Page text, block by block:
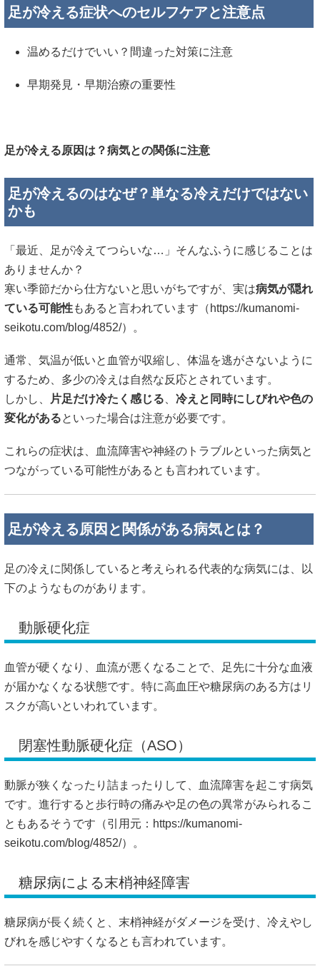
足が冷える症状へのセルフケアと注意点
温めるだけでいい？間違った対策に注意
早期発見・早期治療の重要性
足が冷える原因は？病気との関係に注意
足が冷えるのはなぜ？単なる冷えだけではない
かも
「最近、足が冷えてつらいな…」そんなふうに感じることは
ありませんか？
寒い季節だから仕方ないと思いがちですが、実は病気が隠れ
ている可能性もあると言われています（ https://kumanomi-
seikotu.com/blog/4852/）。
通常、気温が低いと血管が収縮し、体温を逃がさないように
するため、多少の冷えは自然な反応とされています。
しかし、
片足だけ冷たく感じる
冷えと同時にしびれや色の
変化があるといった場合は注意が必要です。
これらの症状は、血流障害や神経のトラブルといった病気と
つながっている可能性があるとも言われています。
足が冷える原因と関係がある病気とは？
足の冷えに関係していると考えられる代表的な病気には、以
下のようなものがあります。
動脈硬化症
血管が硬くなり、血流が悪くなることで、足先に十分な血液
が届かなくなる状態です。特に高血圧や糖尿病のある方はリ
スクが高いといわれています。
閉塞性動脈硬化症（ASO）
動脈が狭くなったり詰まったりして、血流障害を起こす病気
です。進行すると歩行時の痛みや足の色の異常がみられるこ
ともあるそうです（引用元： https://kumanomi-
seikotu.com/blog/4852/）。
糖尿病による末梢神経障害
糖尿病が長く続くと、末梢神経がダメージを受け、冷えやし
びれを感じやすくなるとも言われています。